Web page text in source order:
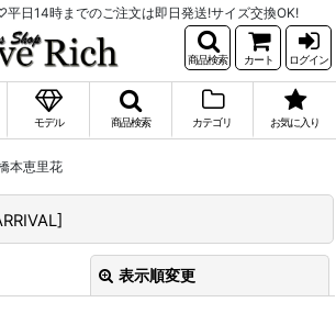
日14時までのご注文は即日発送!サイズ交換OK!
商品検索 カート ログイン
モデル 商品検索 カテゴリ お気に入り
本恵里花
]
表示順変更